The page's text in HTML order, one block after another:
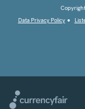
Data Privacy Policy